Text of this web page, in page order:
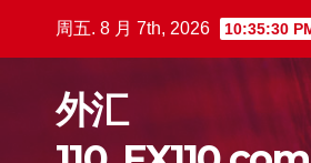
周五. 8 月 7th, 2026 10:35:31
外汇